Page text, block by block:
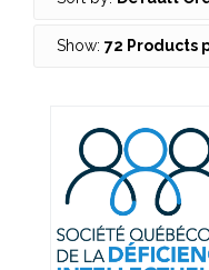
Show: 72 Products